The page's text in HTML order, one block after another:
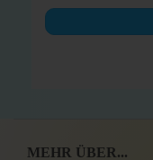
NEWSLETTER-
ANMELDUNG
MEHR ÜBER...